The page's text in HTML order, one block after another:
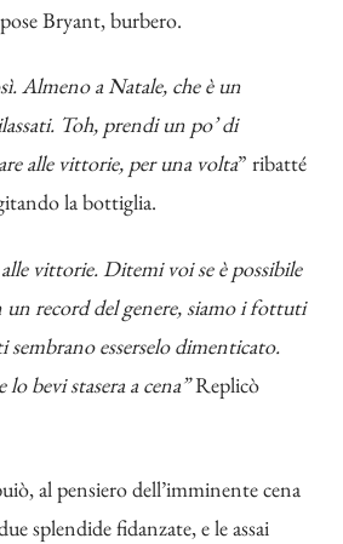
Bryant, burbero.
Almeno a Natale, che è un
Toh, prendi un po’ di
alle vittorie, per una volta” ribatté
la bottiglia.
vittorie. Ditemi voi se è possibile
un record del genere, siamo i fottuti
sembrano esserselo dimenticato.
bevi stasera a cena”Replicò
al pensiero dell’imminente cena
splendide fidanzate, e le assai